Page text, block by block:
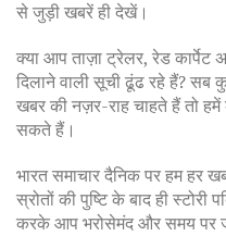
से जुड़ी खबरें ही देखें।
क्या आप ताज़ा ट्रेलर, रेड कार्पेट
दिलाने वाली सूची ढूंढ रहे हैं?
खबर की नज़र-राह चाहते हैं तो
सकते हैं।
भारत समाचार दैनिक पर हम हर
स्रोतों की पुष्टि के बाद ही
करके आप भरोसेमंद और समय पर